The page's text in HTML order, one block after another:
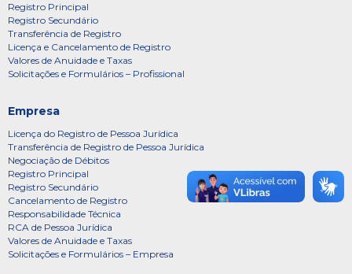
Registro Principal
Registro Secundário
Transferência de Registro
Licença e Cancelamento de Registro
Valores de Anuidade e Taxas
Solicitações e Formulários – Profissional
Empresa
Licença do Registro de Pessoa Jurídica
Transferência de Registro de Pessoa Jurídica
Negociação de Débitos
Registro Principal
Registro Secundário
Cancelamento de Registro
Responsabilidade Técnica
RCA de Pessoa Jurídica
Valores de Anuidade e Taxas
Solicitações e Formulários – Empresa